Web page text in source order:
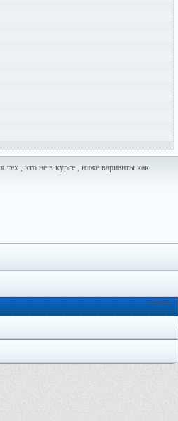
, кто не в курсе , ниже варианты как
Онлайн: 1